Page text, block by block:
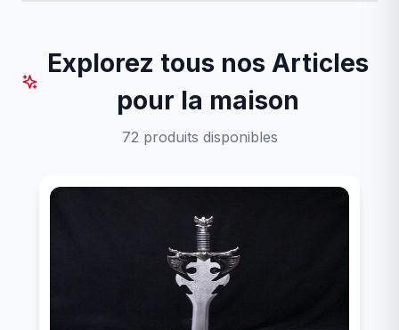
Explorez tous nos Articles
pour la maison
72 produits disponibles